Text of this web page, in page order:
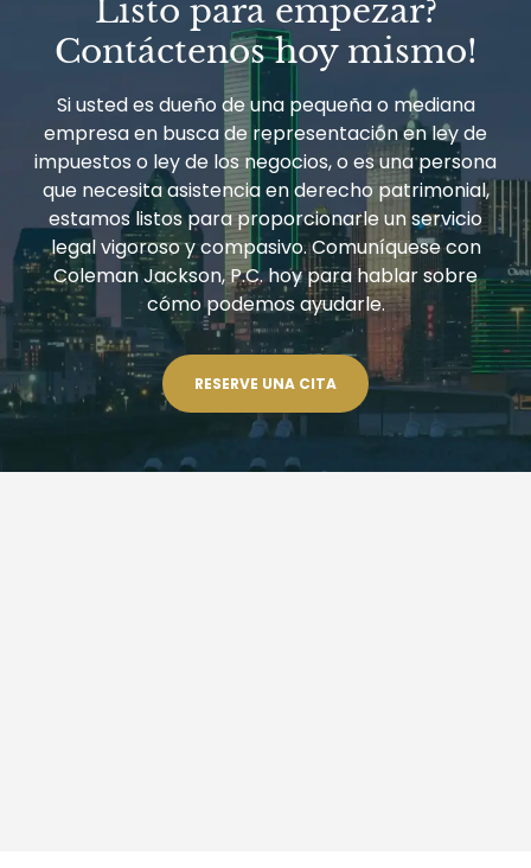
LEGALES
Listo para empezar?
Contáctenos hoy mismo!
Si usted es dueño de una pequeña o mediana
empresa en busca de representación en ley de
impuestos o ley de los negocios, o es una persona
que necesita asistencia en derecho patrimonial,
estamos listos para proporcionarle un servicio
legal vigoroso y compasivo. Comuníquese con
Coleman Jackson, P.C. hoy para hablar sobre
cómo podemos ayudarle.
RESERVE UNA CITA